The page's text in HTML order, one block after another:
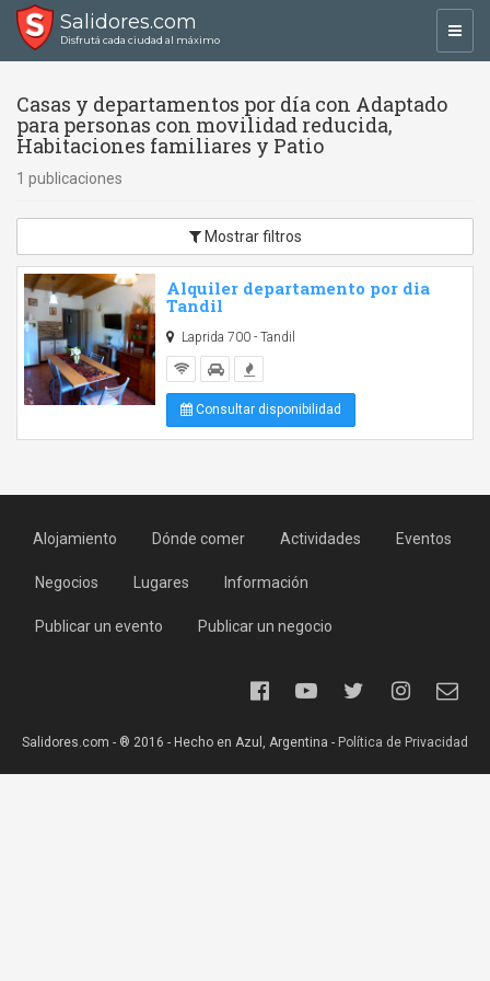
Salidores.com
Disfrutá cada ciudad al máximo
Casas y departamentos por día con Adaptado
para personas con movilidad reducida,
Habitaciones familiares y Patio
1 publicaciones
Mostrar filtros
Alquiler departamento por dia
Tandil
Laprida 700 - Tandil
Consultar disponibilidad
Alojamiento Dónde comer Actividades Eventos
Negocios Lugares Información
Publicar un evento Publicar un negocio
Salidores.com - ® 2016 - Hecho en Azul, Argentina - Política de Privacidad